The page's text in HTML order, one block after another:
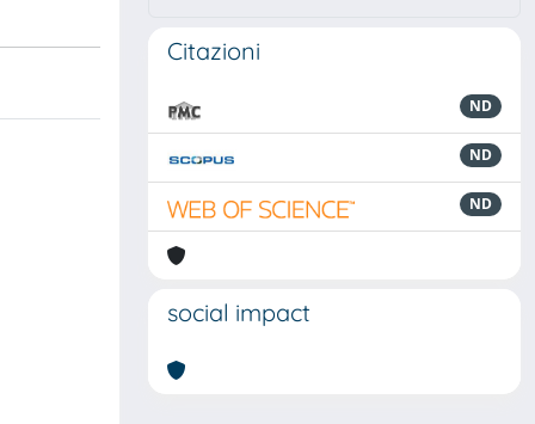
Citazioni
ND
ND
ND
social impact